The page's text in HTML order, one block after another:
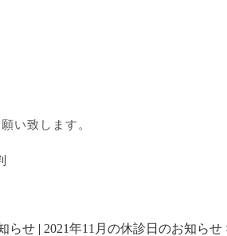
い致します。
らせ| 2021年11月の休診日のお知らせ